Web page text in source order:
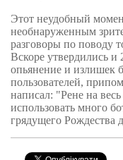
Этот неудобный
необнаруженным
разговоры по поводу
Вскоре утвердились и
опьянение и излишек
пользователей,
написал: "Рене на
использовать много
грядущего Рождества